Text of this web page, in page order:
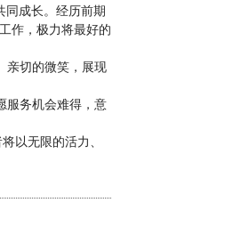
成长。经历前期
作，极力将最好的
亲切的微笑，展现
服务机会难得，意
以无限的活力、